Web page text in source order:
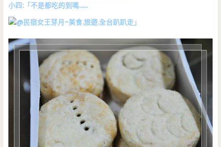
小四:「不是都吃的到嗎……
」